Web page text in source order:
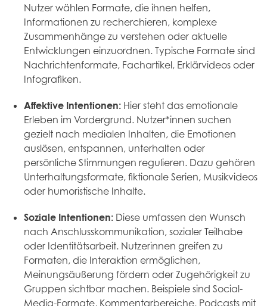
Nutzer wählen Formate, die ihnen helfen,
Informationen zu recherchieren, komplexe
Zusammenhänge zu verstehen oder aktuelle
Entwicklungen einzuordnen. Typische Formate sind
Nachrichtenformate, Fachartikel, Erklärvideos oder
Infografiken.
Affektive Intentionen: Hier steht das emotionale
Erleben im Vordergrund. Nutzer*innen suchen
gezielt nach medialen Inhalten, die Emotionen
auslösen, entspannen, unterhalten oder
persönliche Stimmungen regulieren. Dazu gehören
Unterhaltungsformate, fiktionale Serien, Musikvideos
oder humoristische Inhalte.
Soziale Intentionen: Diese umfassen den Wunsch
nach Anschlusskommunikation, sozialer Teilhabe
oder Identitätsarbeit. Nutzerinnen greifen zu
Formaten, die Interaktion ermöglichen,
Meinungsäußerung fördern oder Zugehörigkeit zu
Gruppen sichtbar machen. Beispiele sind Social-
Media-Formate, Kommentarbereiche, Podcasts mit